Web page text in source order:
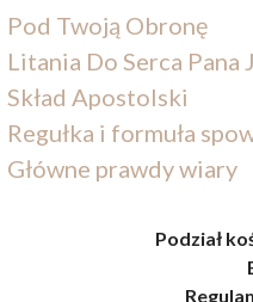
Pod Twoją Obronę
Litania Do Serca Pana
Skład Apostolski
Regułka i formuła
Główne prawdy wiary
Podział